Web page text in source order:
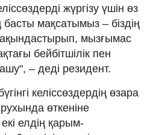
жүргізу үшін өз
мақсатымыз – біздің
мызғымас
бейбітшілік пен
– деді резидент.
келіссөздердің өзара
рухында өткеніне
елдің қарым-